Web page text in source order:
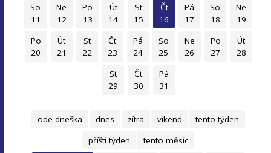
So
11
Ne
12
Po
13
Út
14
St
15
Čt
16
Pá
17
So
18
Ne
19
Po
20
Út
21
St
22
Čt
23
Pá
24
So
25
Ne
26
Po
27
Út
28
St
29
Čt
30
Pá
31
ode dneška dnes zítra víkend
tento týden
příští týden
tento měsíc